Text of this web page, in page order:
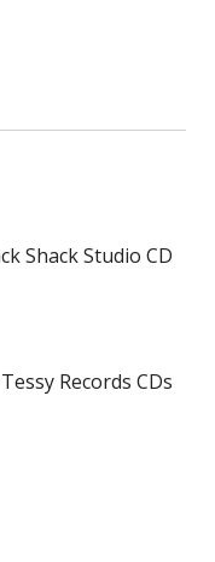
Shack Studio CD
Records CDs